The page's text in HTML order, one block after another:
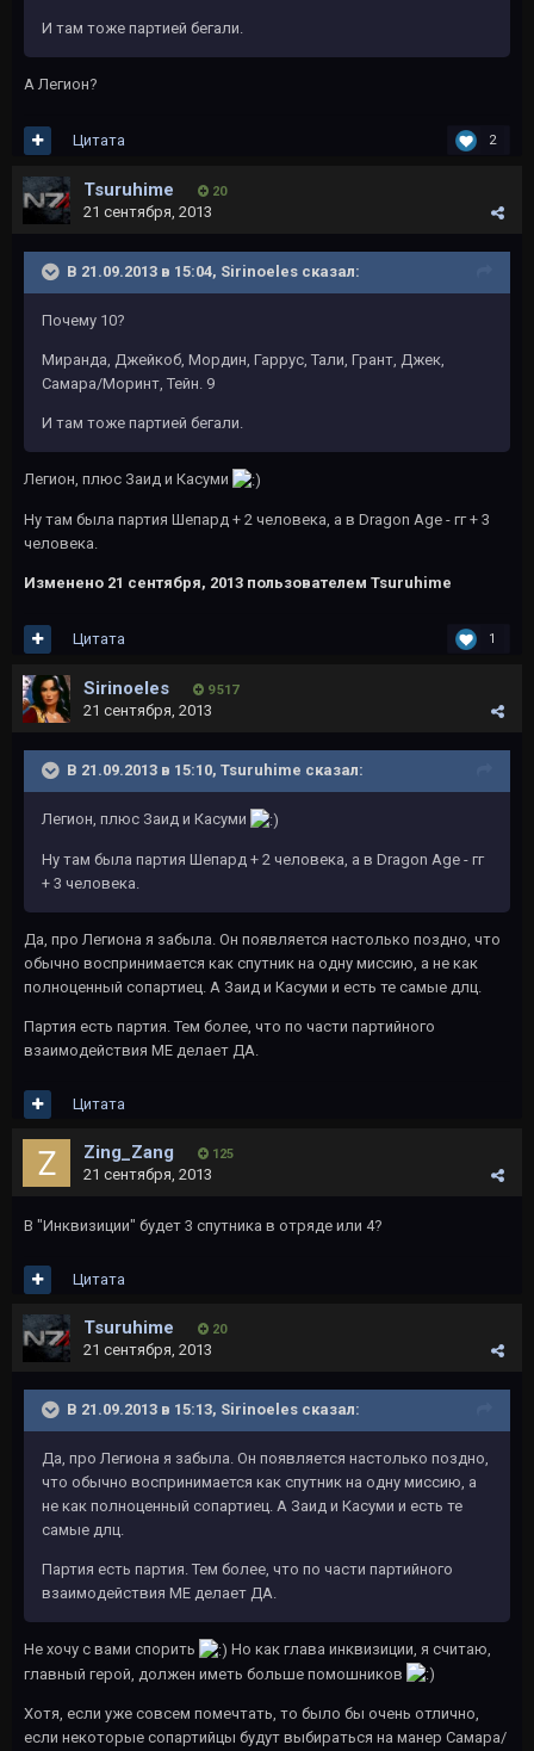
И там тоже партией бегали.
А Легион?
2
Цитата
Tsuruhime 20
21 сентября, 2013
В 21.09.2013 в 15:04, Sirinoeles сказал:
Почему 10?
Миранда, Джейкоб, Мордин, Гаррус, Тали, Грант, Джек,
Самара/Моринт, Тейн. 9
И там тоже партией бегали.
Легион, плюс Заид и Касуми
Ну там была партия Шепард + 2 человека, а в Dragon Age - гг + 3
человека.
Изменено 21 сентября, 2013 пользователем Tsuruhime
1
Цитата
Sirinoeles 9 517
21 сентября, 2013
В 21.09.2013 в 15:10, Tsuruhime сказал:
Легион, плюс Заид и Касуми
Ну там была партия Шепард + 2 человека, а в Dragon Age - гг
+ 3 человека.
Да, про Легиона я забыла. Он появляется настолько поздно, что
обычно воспринимается как спутник на одну миссию, а не как
полноценный сопартиец. А Заид и Касуми и есть те самые длц.
Партия есть партия. Тем более, что по части партийного
взаимодействия МЕ делает ДА.
Цитата
Zing_Zang 125
21 сентября, 2013
В "Инквизиции" будет 3 спутника в отряде или 4?
Цитата
Tsuruhime 20
21 сентября, 2013
В 21.09.2013 в 15:13, Sirinoeles сказал:
Да, про Легиона я забыла. Он появляется настолько поздно,
что обычно воспринимается как спутник на одну миссию, а
не как полноценный сопартиец. А Заид и Касуми и есть те
самые длц.
Партия есть партия. Тем более, что по части партийного
взаимодействия МЕ делает ДА.
Не хочу с вами спорить
Но как глава инквизиции, я считаю,
главный герой, должен иметь больше помошников
Хотя, если уже совсем помечтать, то было бы очень отлично,
если некоторые сопартийцы будут выбираться на манер Самара/